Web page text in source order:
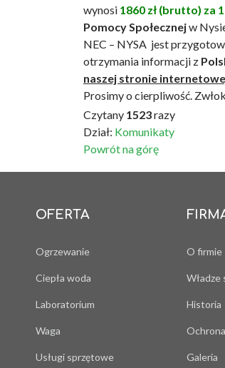
wynosi 1860 zł (brutto) za
Pomocy Społecznejw
NEC – NYSA jest
otrzymania informacji z
naszej stronie
Prosimy o cierpliwość.
Czytany 1523razy
Dział: Komunikaty
Powrót na górę
OFERTA
Ogrzewanie
Ciepła woda
Laboratorium
Waga
Usługi sprzętowe
O firmie
Władze
Historia
Galeria